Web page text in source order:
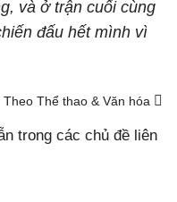
và ở trận cuối cùng
đấu hết mình vì
Theo Thể thao & Văn hóa
trong các chủ đề liên